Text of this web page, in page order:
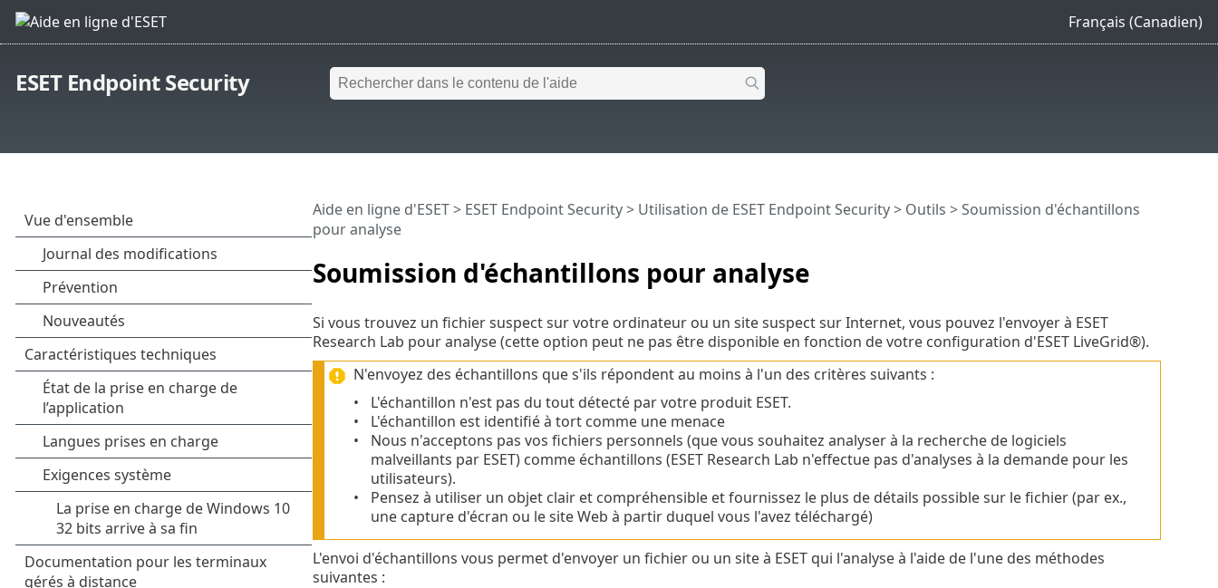
Français (Canadien)
ESET Endpoint Security
Soumission d'échantillons pour analyse
Aide en ligne d'ESET> ESET Endpoint Security> Utilisation de ESET Endpoint Security> Outils > Soumission d'échantillons
pour analyse
Si vous trouvez un fichier suspect sur votre ordinateur ou un site suspect sur Internet, vous pouvez l'envoyer à ESET
Research Lab pour analyse (cette option peut ne pas être disponible en fonction de votre configuration d'ESET LiveGrid®).
N'envoyez des échantillons que s'ils répondent au moins à l'un des critères suivants :
L'échantillon n'est pas du tout détecté par votre produit ESET.
L'échantillon est identifié à tort comme une menace
Nous n'acceptons pas vos fichiers personnels (que vous souhaitez analyser à la recherche de logiciels
malveillants par ESET) comme échantillons (ESET Research Lab n'effectue pas d'analyses à la demande pour les
utilisateurs).
Pensez à utiliser un objet clair et compréhensible et fournissez le plus de détails possible sur le fichier (par ex.,
une capture d'écran ou le site Web à partir duquel vous l'avez téléchargé)
L'envoi d'échantillons vous permet d'envoyer un fichier ou un site à ESET qui l'analyse à l'aide de l'une des méthodes
suivantes :